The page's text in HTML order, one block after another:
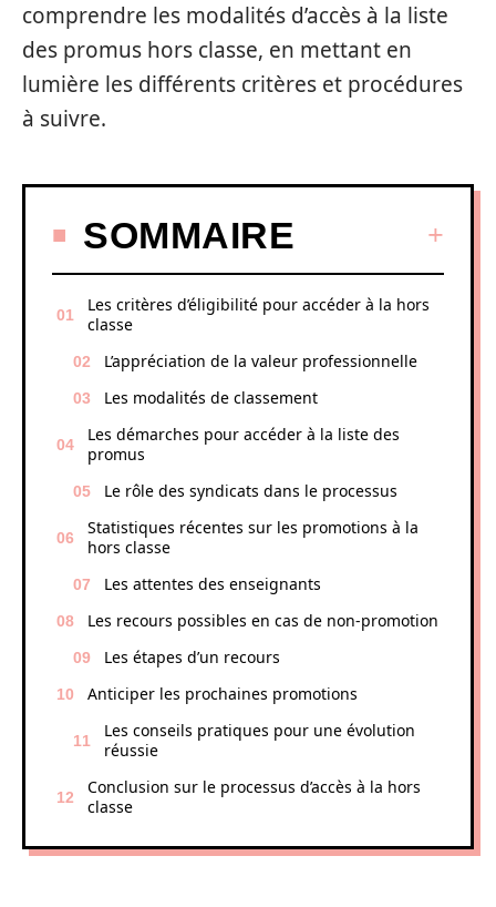
comprendre les modalités d’accès à la liste
des promus hors classe, en mettant en
lumière les différents critères et procédures
à suivre.
SOMMAIRE
Les critères d’éligibilité pour accéder à la hors
classe
L’appréciation de la valeur professionnelle
Les modalités de classement
Les démarches pour accéder à la liste des
promus
Le rôle des syndicats dans le processus
Statistiques récentes sur les promotions à la
hors classe
Les attentes des enseignants
Les recours possibles en cas de non-promotion
Les étapes d’un recours
Anticiper les prochaines promotions
Les conseils pratiques pour une évolution
réussie
Conclusion sur le processus d’accès à la hors
classe